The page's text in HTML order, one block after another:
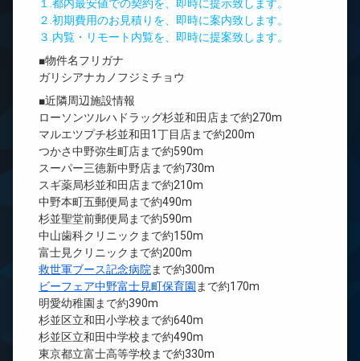
１.都内最安値での契約を、即時に提示致します。
２.初期費用のお見積りを、即時に案内致します。
３.内覧・リモート内覧を、即時に提案致します。
■物件名フリガナ
ガリシアナカノフジミチョウ
■近隣周辺施設情報
ローソンツルハドラッグ杉並和田店まで約270m
マルエツプチ杉並和田1丁目店まで約200m
つかさ中野弥生町店まで約590m
スーパー三徳新中野店まで約730m
スギ薬局杉並和田店まで約210m
中野本町五郵便局まで約490m
杉並聖堂前郵便局まで約590m
中山歯科クリニックまで約150m
富士見クリニックまで約200m
救世軍ブース記念病院 まで約300m
ビーフェア中野富士見町保育園 まで約170m
明愛幼稚園まで約390m
杉並区立和田小学校まで約640m
杉並区立和田中学校まで約490m
東京都立富士高等学校まで約330m